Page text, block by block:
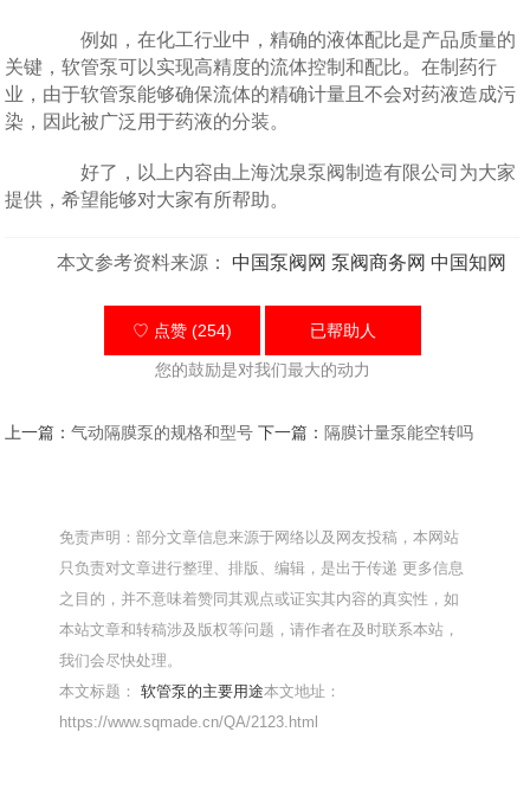
例如，在化工行业中，精确的液体配比是产品质量的
关键，软管泵可以实现高精度的流体控制和配比。在制药行
业，由于软管泵能够确保流体的精确计量且不会对药液造成污
染，因此被广泛用于药液的分装。
好了，以上内容由上海沈泉泵阀制造有限公司为大家
提供，希望能够对大家有所帮助。
本文参考资料来源： 中国泵阀网 泵阀商务网 中国知网
♡ 点赞 (254) 已帮助 人
您的鼓励是对我们最大的动力
上一篇：气动隔膜泵的规格和型号 下一篇： 隔膜计量泵能空转吗
免责声明：部分文章信息来源于网络以及网友投稿，本网站
只负责对文章进行整理、排版、编辑，是出于传递 更多信息
之目的，并不意味着赞同其观点或证实其内容的真实性，如
本站文章和转稿涉及版权等问题，请作者在及时联系本站，
我们会尽快处理。
本文标题：软管泵的主要用途本文地址：
https://www.sqmade.cn/QA/2123.html